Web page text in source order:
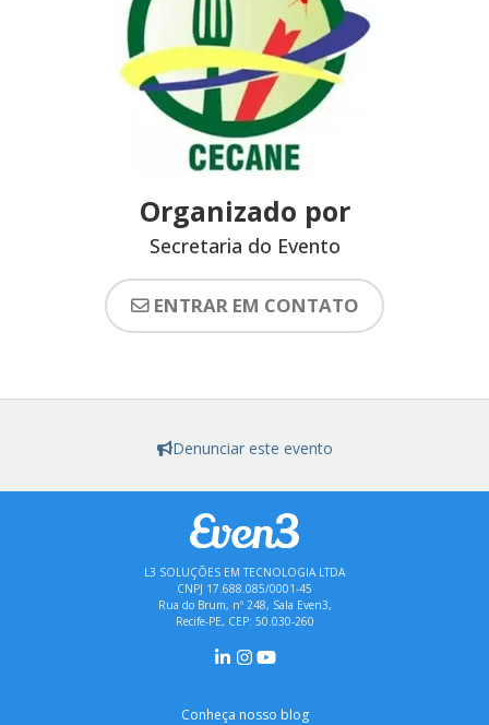
Organizado por
Secretaria do Evento
ENTRAR EM CONTATO
Denunciar este evento
L3 SOLUÇÕES EM TECNOLOGIA LTDA
CNPJ 17.688.085/0001-45
Rua do Brum, nº 248, Sala Even3,
Recife-PE, CEP: 50.030-260
Conheça nosso blog